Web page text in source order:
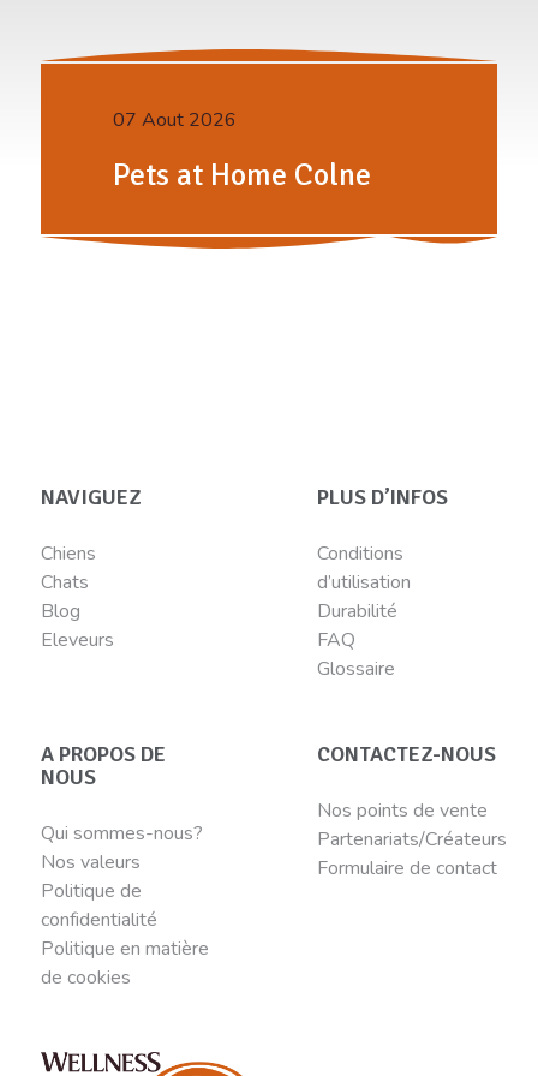
07 Aout 2026
Pets at Home Colne
NAVIGUEZ
Chiens
Chats
Blog
Eleveurs
PLUS D’INFOS
Conditions
d’utilisation
Durabilité
FAQ
Glossaire
A PROPOS DE
NOUS
Qui sommes-nous?
Nos valeurs
Politique de
confidentialité
Politique en matière
de cookies
CONTACTEZ-NOUS
Nos points de vente
Partenariats/Créateurs
Formulaire de contact